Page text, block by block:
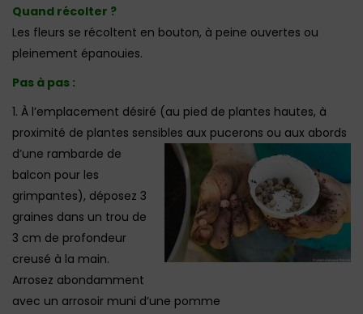
Quand récolter ?
Les fleurs se récoltent en bouton, à peine ouvertes ou
pleinement épanouies.
Pas à pas :
1. À l’emplacement désiré (au pied de plantes hautes, à
proximité de plantes sensibles aux pucerons ou aux abords
d’une rambarde de
balcon pour les
grimpantes), déposez 3
graines dans un trou de
3 cm de profondeur
creusé à la main.
Arrosez abondamment
avec un arrosoir muni d’une pomme